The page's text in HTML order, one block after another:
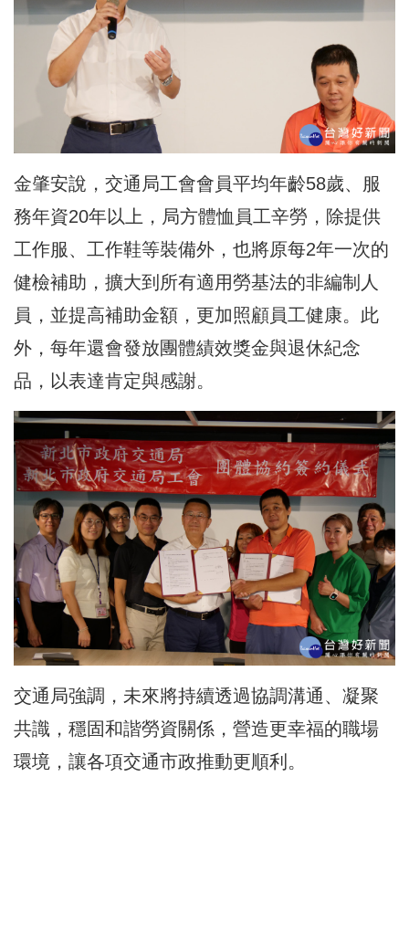
金肇安說，交通局工會會員平均年齡58歲、服
務年資20年以上，局方體恤員工辛勞，除提供
工作服、工作鞋等裝備外，也將原每2年一次的
健檢補助，擴大到所有適用勞基法的非編制人
員，並提高補助金額，更加照顧員工健康。此
外，每年還會發放團體績效獎金與退休紀念
品，以表達肯定與感謝。
交通局強調，未來將持續透過協調溝通、凝聚
共識，穩固和諧勞資關係，營造更幸福的職場
環境，讓各項交通市政推動更順利。